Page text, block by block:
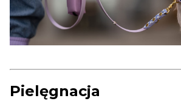
Pielęgnacja